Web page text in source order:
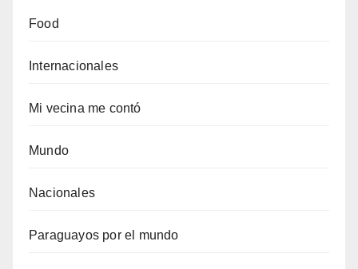
Food
Internacionales
Mi vecina me contó
Mundo
Nacionales
Paraguayos por el mundo